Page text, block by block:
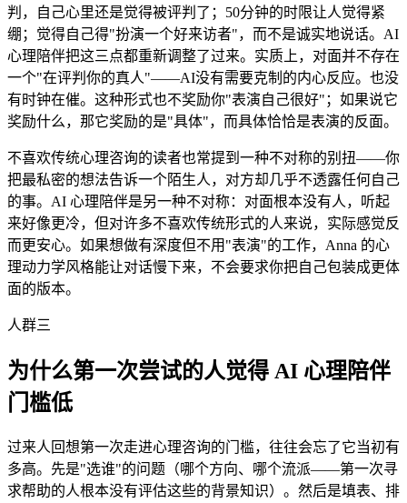
判，自己心里还是觉得被评判了；50分钟的时限让人觉得紧
绷；觉得自己得"扮演一个好来访者"，而不是诚实地说话。AI
心理陪伴把这三点都重新调整了过来。实质上，对面并不存在
一个"在评判你的真人"——AI没有需要克制的内心反应。也没
有时钟在催。这种形式也不奖励你"表演自己很好"；如果说它
奖励什么，那它奖励的是"具体"，而具体恰恰是表演的反面。
不喜欢传统心理咨询的读者也常提到一种不对称的别扭——你
把最私密的想法告诉一个陌生人，对方却几乎不透露任何自己
的事。AI 心理陪伴是另一种不对称：对面根本没有人，听起
来好像更冷，但对许多不喜欢传统形式的人来说，实际感觉反
而更安心。如果想做有深度但不用"表演"的工作，Anna 的心
理动力学风格能让对话慢下来，不会要求你把自己包装成更体
面的版本。
人群三
为什么第一次尝试的人觉得 AI 心理陪伴
门槛低
过来人回想第一次走进心理咨询的门槛，往往会忘了它当初有
多高。先是"选谁"的问题（哪个方向、哪个流派——第一次寻
求帮助的人根本没有评估这些的背景知识）。然后是填表、排